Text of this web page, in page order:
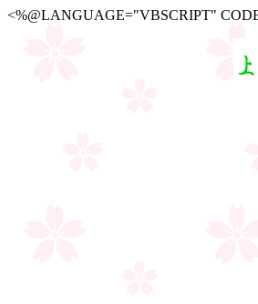
<%@LANGUAGE="VBSCRIPT"